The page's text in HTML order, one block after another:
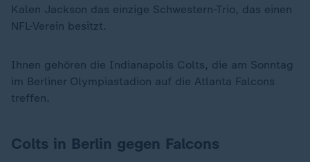
Kalen Jackson das einzige Schwestern-Trio, das einen
NFL-Verein besitzt.
Ihnen gehören die Indianapolis Colts, die am Sonntag
im Berliner Olympiastadion auf die Atlanta Falcons
treffen.
Colts in Berlin gegen Falcons